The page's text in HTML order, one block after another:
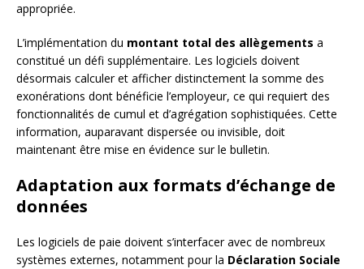
appropriée.
L’implémentation du montant total des allègements a
constitué un défi supplémentaire. Les logiciels doivent
désormais calculer et afficher distinctement la somme des
exonérations dont bénéficie l’employeur, ce qui requiert des
fonctionnalités de cumul et d’agrégation sophistiquées. Cette
information, auparavant dispersée ou invisible, doit
maintenant être mise en évidence sur le bulletin.
Adaptation aux formats d’échange de
données
Les logiciels de paie doivent s’interfacer avec de nombreux
systèmes externes, notamment pour la Déclaration Sociale